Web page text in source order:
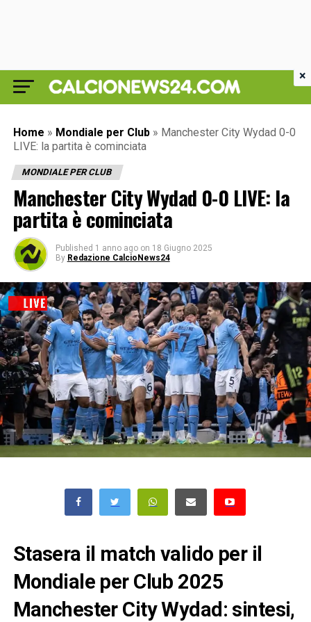
Home » Mondiale per Club » Manchester City Wydad 0-0
LIVE: la partita è cominciata
MONDIALE PER CLUB
Manchester City Wydad 0-0 LIVE: la
partita è cominciata
Published 1 anno ago on 18 Giugno 2025
By Redazione CalcioNews24
Stasera il match valido per il
Mondiale per Club 2025
Manchester City Wydad: sintesi,
×